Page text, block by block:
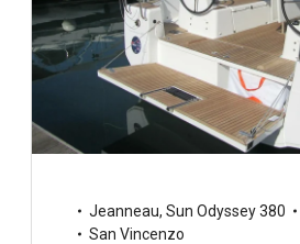
Jeanneau, Sun Odyssey 380
San Vincenzo